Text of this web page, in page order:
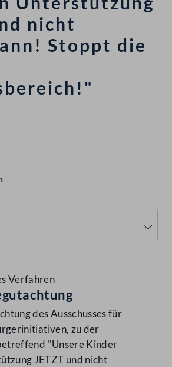
nicht
Stoppt die
Verfahren
des Ausschusses für
zu der
"Unsere Kinder
JETZT und nicht